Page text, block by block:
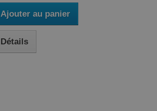
Ajouter au panier
Détails